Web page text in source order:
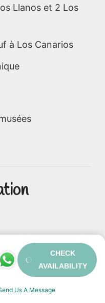
Llanos et 2 Los
à Los Canarios
départ : Aucun frais
départ : 5 % du
(2 people group, private tour)
CHECK
AVAILABILITY
Us A Message